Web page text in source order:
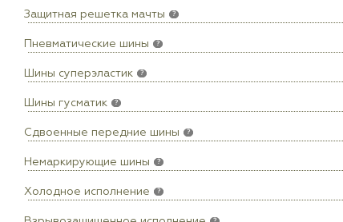
Защитная решетка мачты ?
Пневматические шины ?
Шины суперэластик ?
Шины гусматик ?
Сдвоенные передние шины ?
Немаркирующие шины ?
Холодное исполнение ?